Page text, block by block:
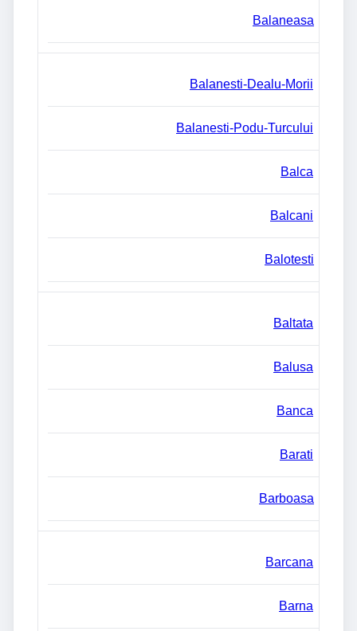
Balaneasa
Balanesti-Dealu-Morii
Balanesti-Podu-Turcului
Balca
Balcani
Balotesti
Baltata
Balusa
Banca
Barati
Barboasa
Barcana
Barna